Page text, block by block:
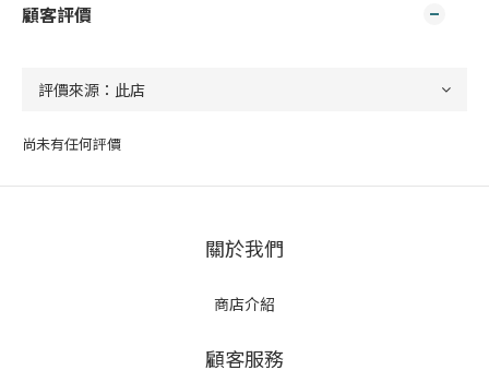
顧客評價
尚未有任何評價
關於我們
商店介紹
顧客服務